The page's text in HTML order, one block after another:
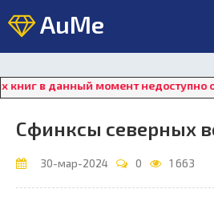
AuMe
данный момент недоступно
Сфинксы северных
30-мар-2024 0 1 663